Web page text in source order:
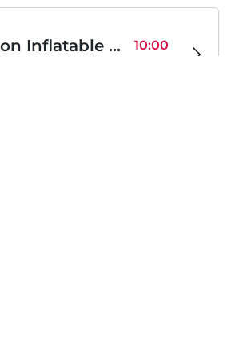
Legion Inflatable Family Run - Sofia 10:00